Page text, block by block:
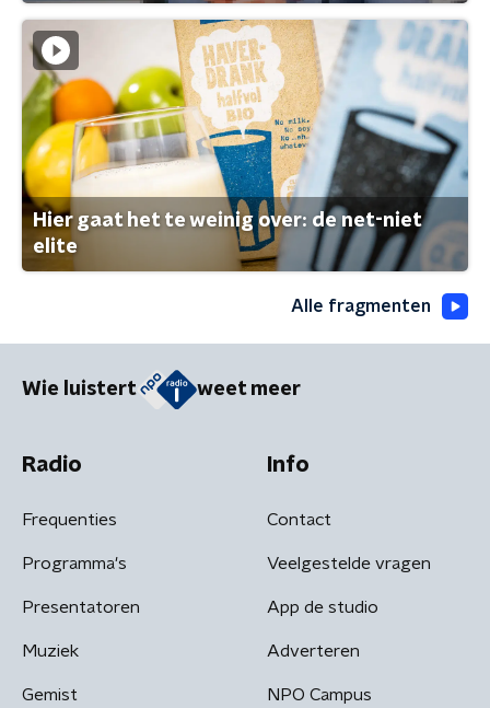
Hier gaat het te weinig over: de net-niet
elite
Alle fragmenten
Wie luistert weet meer
Radio
Frequenties
Programma's
Presentatoren
Muziek
Gemist
Info
Contact
Veelgestelde vragen
App de studio
Adverteren
NPO Campus